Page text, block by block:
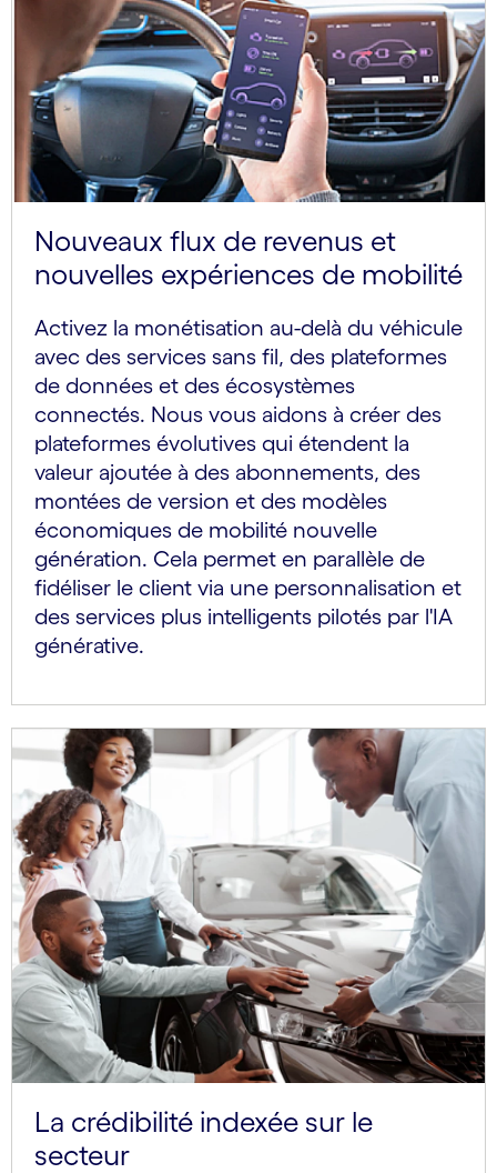
Nouveaux flux de revenus et
nouvelles expériences de mobilité
Activez la monétisation au-delà du véhicule
avec des services sans fil, des plateformes
de données et des écosystèmes
connectés. Nous vous aidons à créer des
plateformes évolutives qui étendent la
valeur ajoutée à des abonnements, des
montées de version et des modèles
économiques de mobilité nouvelle
génération. Cela permet en parallèle de
fidéliser le client via une personnalisation et
des services plus intelligents pilotés par l'IA
générative.
La crédibilité indexée sur le
secteur